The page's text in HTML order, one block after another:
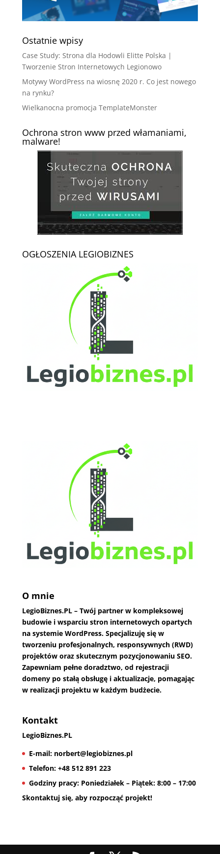
Ostatnie wpisy
Case Study: Strona dla Hodowli Elitte Polska |
Tworzenie Stron Internetowych Legionowo
Motywy WordPress na wiosnę 2020 r. Co jest nowego
na rynku?
Wielkanocna promocja TemplateMonster
Ochrona stron www przed włamaniami,
malware!
OGŁOSZENIA LEGIOBIZNES
O mnie
LegioBiznes.PL– Twój partner w kompleksowej
budowie i wsparciu stron internetowych opartych
na systemie WordPress. Specjalizuję się w
tworzeniu profesjonalnych, responsywnych (RWD)
projektów oraz skutecznym pozycjonowaniu SEO.
Zapewniam pełne doradztwo, od rejestracji
domeny po stałą obsługę i aktualizacje, pomagając
w realizacji projektu w każdym budżecie.
Kontakt
LegioBiznes.PL
E-mail:norbert@legiobiznes.pl
Telefon:+48 512 891 223
Godziny pracy:Poniedziałek – Piątek: 8:00 – 17:00
Skontaktuj się, aby rozpocząć projekt!